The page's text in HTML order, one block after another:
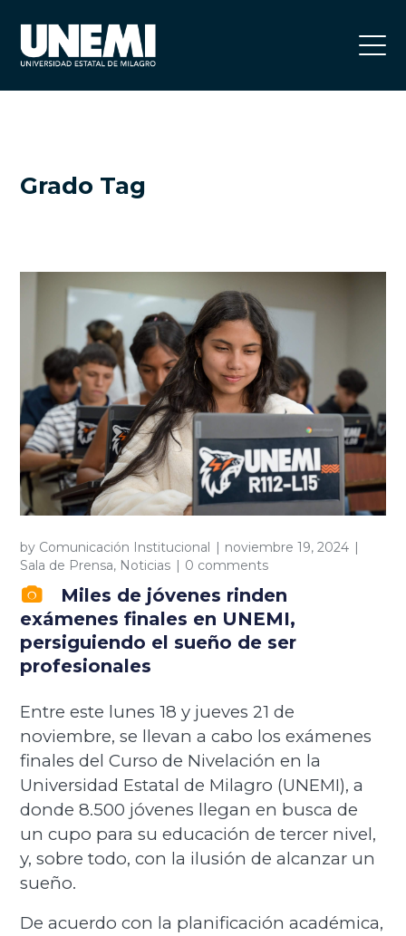
Grado Tag
by Comunicación Institucional
noviembre 19, 2024
Sala de Prensa, Noticias 0 comments
Miles de jóvenes rinden
exámenes finales en UNEMI,
persiguiendo el sueño de ser
profesionales
Entre este lunes 18 y jueves 21 de
noviembre, se llevan a cabo los exámenes
finales del Curso de Nivelación en la
Universidad Estatal de Milagro (UNEMI), a
donde 8.500 jóvenes llegan en busca de
un cupo para su educación de tercer nivel,
y, sobre todo, con la ilusión de alcanzar un
sueño.
De acuerdo con la planificación académica,